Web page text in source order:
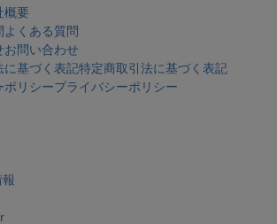
概要
よくある質問
お問い合わせ
特定商取引法に基づく表記
プライバシーポリシー